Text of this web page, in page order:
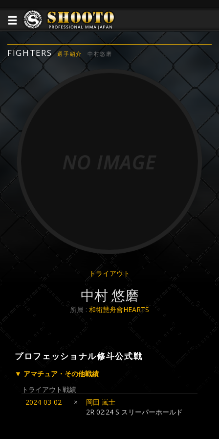
FIGHTERS 選手紹介 中村悠磨
トライアウト
中村 悠磨
所属 : 和術慧舟會HEARTS
プロフェッショナル修斗公式戦
▼ アマチュア・その他戦績
トライアウト戦績
2024-03-02
×
岡田 嵐士
2R 02:24 S スリーパーホールド